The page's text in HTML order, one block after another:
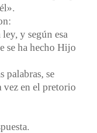
y según esa
se ha hecho Hijo
palabras, se
vez en el pretorio